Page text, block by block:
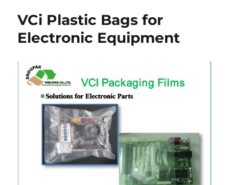
VCi Plastic Bags for
Electronic Equipment